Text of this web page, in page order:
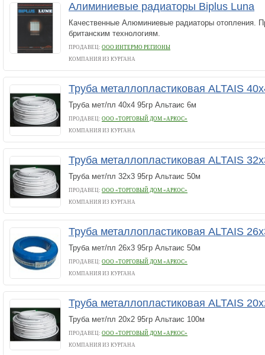
Алиминиевые радиаторы Biplus Luna
Качественные Алюминиевые радиаторы отопления.
британским технологиям.
ПРОДАВЕЦ: ООО ИНТЕРМО РЕГИОНЫ
КОМПАНИЯ ИЗ КУРГАНА
Труба металлопластиковая ALTAIS
Труба мет/пл 40х4 95гр Альтаис 6м
ПРОДАВЕЦ: ООО «ТОРГОВЫЙ ДОМ «АРКОС»
КОМПАНИЯ ИЗ КУРГАНА
Труба металлопластиковая ALTAIS
Труба мет/пл 32х3 95гр Альтаис 50м
ПРОДАВЕЦ: ООО «ТОРГОВЫЙ ДОМ «АРКОС»
КОМПАНИЯ ИЗ КУРГАНА
Труба металлопластиковая ALTAIS
Труба мет/пл 26х3 95гр Альтаис 50м
ПРОДАВЕЦ: ООО «ТОРГОВЫЙ ДОМ «АРКОС»
КОМПАНИЯ ИЗ КУРГАНА
Труба металлопластиковая ALTAIS
Труба мет/пл 20х2 95гр Альтаис 100м
ПРОДАВЕЦ: ООО «ТОРГОВЫЙ ДОМ «АРКОС»
КОМПАНИЯ ИЗ КУРГАНА